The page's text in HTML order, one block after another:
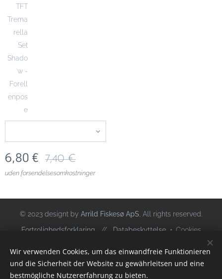
TFT
Trema
rella
Set
Shado
w -
Forell
enpos
e
6,80 € 7,40€
uden forsendelsesomkostninger
© 2023 designt by Arrild Fiskesø ApS , All rights reserved.
Fortrolighedsforklaring // Databeskyttelse Cookies
Sprog
Deutsch
Dansk
Wir verwenden Cookies, um das einwandfreie Funktionieren
und die Sicherheit der Website zu gewährleitsen und eine
bestmögliche Nutzererfahrung zu bieten.